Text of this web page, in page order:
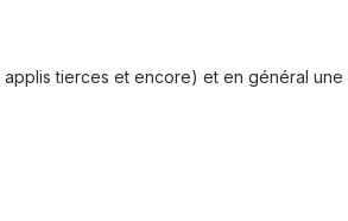
tierces et encore) et en général une